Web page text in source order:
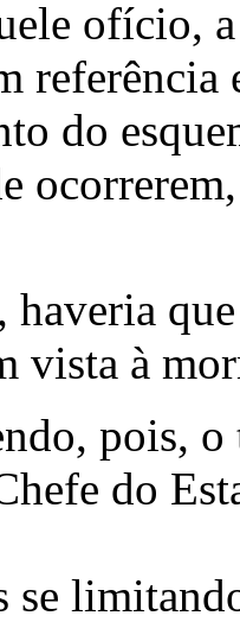
ofício,
referência
do
haveria
vista à
pois,
do
se